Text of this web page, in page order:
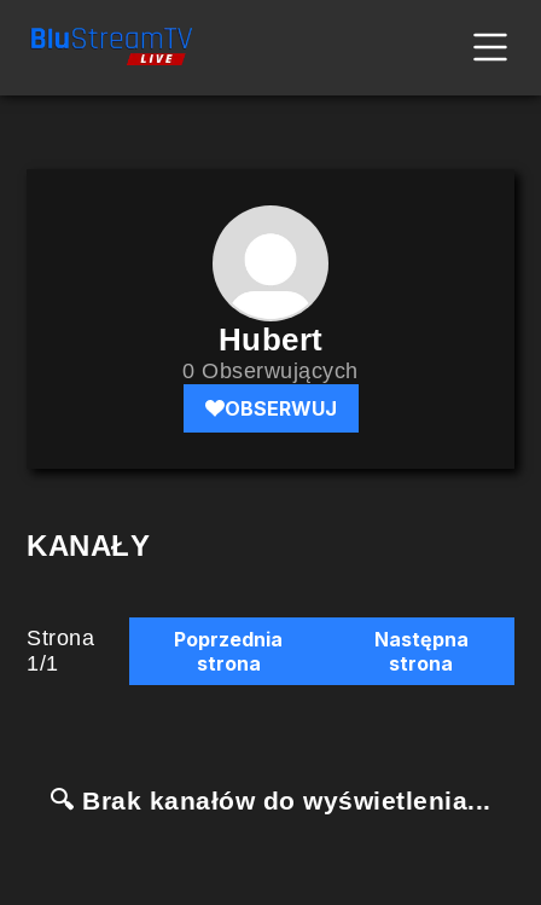
Hubert
0 Obserwujących
OBSERWUJ
KANAŁY
Strona
1/1
Poprzednia
strona
Następna
strona
🔍 Brak kanałów do wyświetlenia...